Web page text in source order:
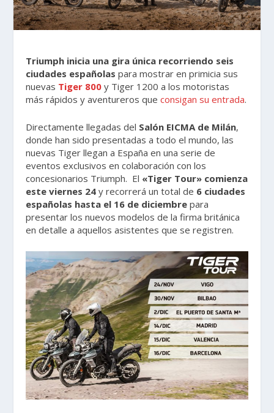
Triumph inicia una gira única recorriendo seis
ciudades españolas para mostrar en primicia sus
nuevas Tiger 800 y Tiger 1200 a los motoristas
más rápidos y aventureros queconsigan su entrada.
Directamente llegadas del Salón EICMA de Milán,
donde han sido presentadas a todo el mundo, las
nuevas Tiger llegan a España en una serie de
eventos exclusivos en colaboración con los
concesionarios Triumph. El «Tiger Tour» comienza
este viernes 24 y recorrerá un total de 6 ciudades
españolas hasta el 16 de diciembre para
presentar los nuevos modelos de la firma británica
en detalle a aquellos asistentes que se registren.